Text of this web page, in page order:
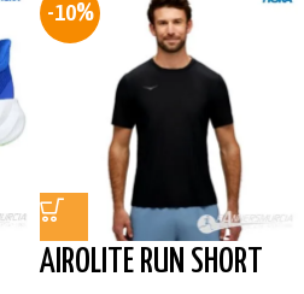
-10%
AIROLITE RUN SHORT